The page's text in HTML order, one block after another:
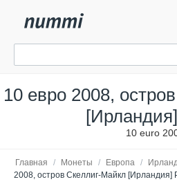
10 евро 2008,
10 euro
Главная / Монеты / Европа /
2008, остров Скеллиг-Майкл [Ирландия]